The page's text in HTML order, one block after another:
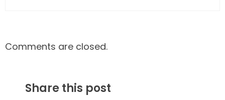
Comments are closed.
Share this post